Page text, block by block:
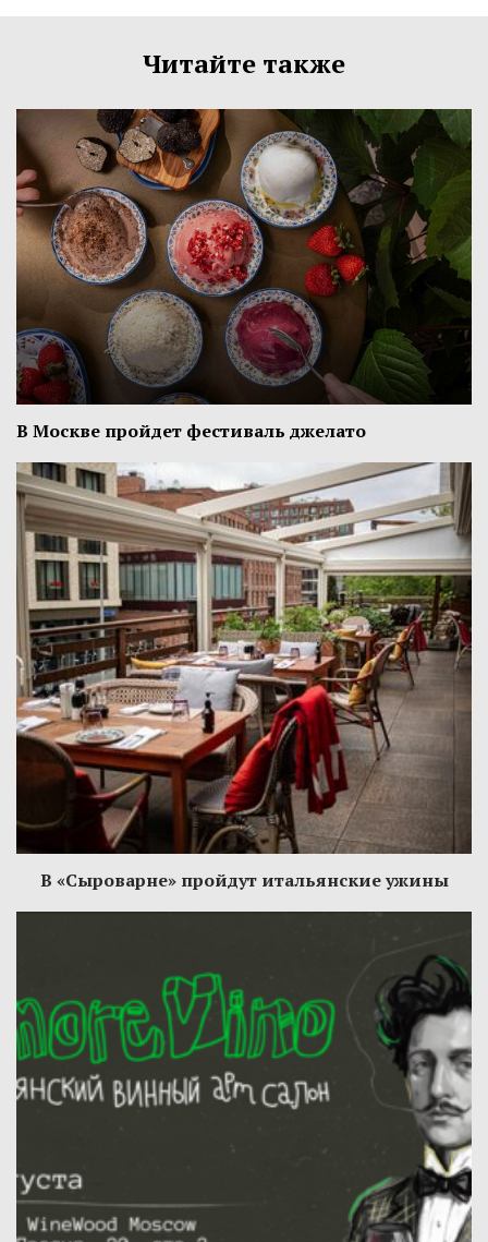
Читайте также
В Москве пройдет фестиваль джелато
В «Сыроварне» пройдут итальянские ужины